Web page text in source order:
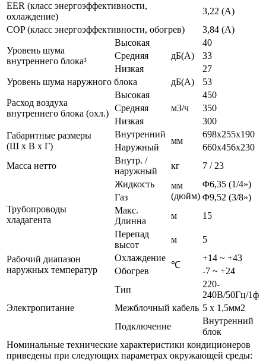
EER (класс энергоэффективности,
охлаждение)
3,22 (А)
COP (класс энергоэффективности, обогрев)
3,84 (А)
Уровень шума
внутреннего блока³
Высокая
дБ(A)
40
Средняя
33
Низкая
27
Уровень шума наружного блока
дБ(A) 53
Расход воздуха
внутреннего блока (охл.)
Высокая
м3/ч
450
Средняя
350
Низкая
300
Габаритные размеры
(Ш х В х Г)
Внутренний
мм
698x255x190
Наружный
660x456x230
Масса нетто
Внутр. /
наружный
кг 7 / 23
Трубопроводы
хладагента
Жидкость
мм
(дюйм)
Φ6,35 (1/4»)
Газ
Φ9,52 (3/8»)
Макс.
Длинна
м
15
Перепад
высот
м
5
Рабочий диапазон
наружных температур
Охлаждение
℃
+14 ~ +43
Обогрев
-7 ~ +24
Электропитание
Тип
220-
240В/50Гц/1ф
Межблочный кабель 5 х 1,5мм2
Подключение
Внутренний
блок
Номинальные технические характеристики кондиционеров
приведены при следующих параметрах окружающей среды: